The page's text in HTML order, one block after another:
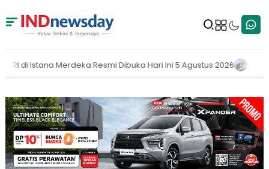
Dibuka Hari Ini 5 Agustus 2026 MAKI Dorong KPK Buka